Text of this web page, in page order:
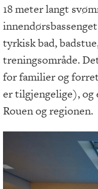
18 meter langt
tyrkisk bad,
treningsområde.
for familier og
er tilgjengelige), og
Rouen og regionen.